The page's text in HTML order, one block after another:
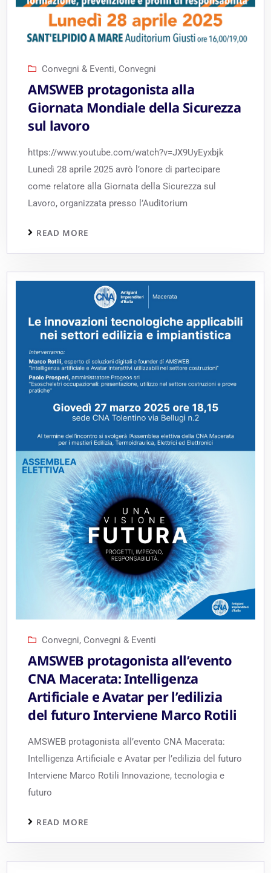
Convegni & Eventi, Convegni
AMSWEB protagonista alla
Giornata Mondiale della Sicurezza
sul lavoro
https://www.youtube.com/watch?v=JX9UyEyxbjk
Lunedì 28 aprile 2025 avrò l’onore di partecipare
come relatore alla Giornata della Sicurezza sul
Lavoro, organizzata presso l’Auditorium
READ MORE
Convegni, Convegni & Eventi
AMSWEB protagonista all’evento
CNA Macerata: Intelligenza
Artificiale e Avatar per l’edilizia
del futuro Interviene Marco Rotili
AMSWEB protagonista all’evento CNA Macerata:
Intelligenza Artificiale e Avatar per l’edilizia del futuro
Interviene Marco Rotili Innovazione, tecnologia e
futuro
READ MORE